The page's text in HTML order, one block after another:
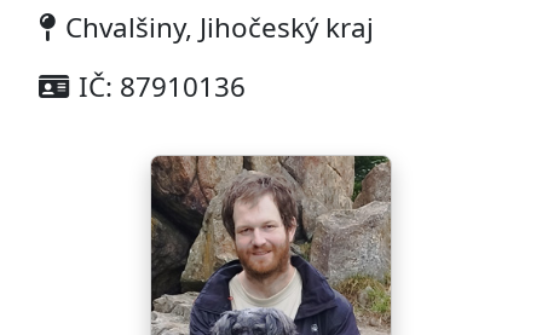
Chvalšiny, Jihočeský kraj
IČ: 87910136